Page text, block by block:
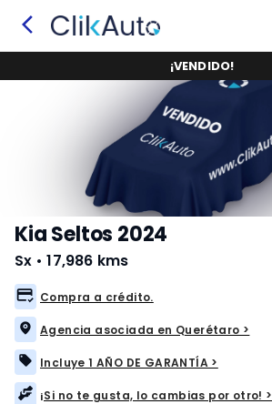
¡VENDIDO!
Kia Seltos 2024
Sx • 17,986 kms
Compra a crédito.
Agencia asociada en Querétaro >
Incluye 1 AÑO DE GARANTÍA >
¡Si no te gusta, lo cambias por otro! >